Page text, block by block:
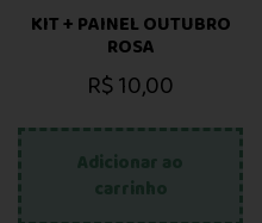
KIT + PAINEL OUTUBRO
ROSA
R$10,00
Adicionar ao
carrinho